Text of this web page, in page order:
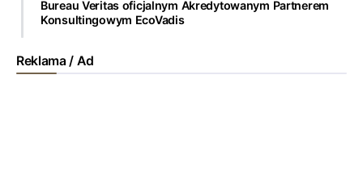
Bureau Veritas oficjalnym Akredytowanym Partnerem
Konsultingowym EcoVadis
Reklama / Ad